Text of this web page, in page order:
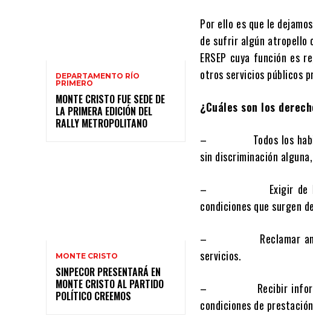
DEPARTAMENTO RÍO
PRIMERO
MONTE CRISTO FUE SEDE DE
LA PRIMERA EDICIÓN DEL
RALLY METROPOLITANO
MONTE CRISTO
SINPECOR PRESENTARÁ EN
MONTE CRISTO AL PARTIDO
POLÍTICO CREEMOS
Por ello es que le
de sufrir algún atropello
ERSEP cuya función es
otros servicios públicos
¿Cuáles son los
– Todos los
sin discriminación
– Exigir de las
condiciones que surgen
– Reclamar ante las
servicios.
– Recibir información
condiciones de